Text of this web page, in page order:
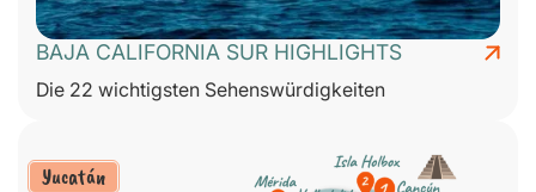
BAJA CALIFORNIA SUR HIGHLIGHTS
Die 22 wichtigsten Sehenswürdigkeiten
Yucatán